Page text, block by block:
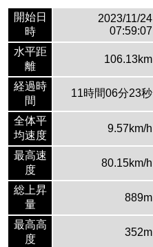
開始日
時
2023/11/24
07:59:07
水平距
離
106.13km
経過時
間
11時間06分23秒
全体平
均速度
9.57km/h
最高速
度
80.15km/h
総上昇
量
889m
最高高
度
352m